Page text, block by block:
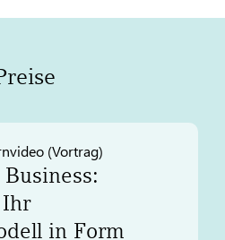
(Vortrag)
in Form